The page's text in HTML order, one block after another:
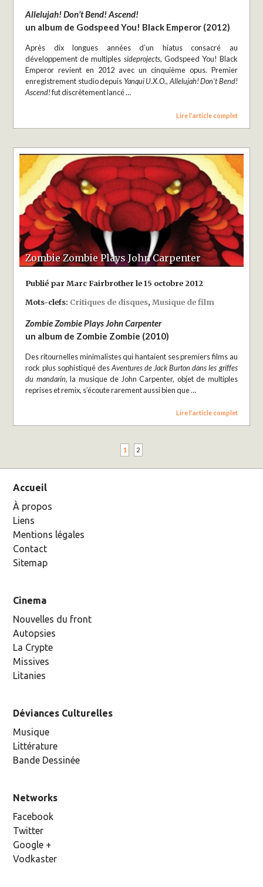
Allelujah! Don’t Bend! Ascend!
un album de Godspeed You! Black Emperor (2012)
Après dix longues années d’un hiatus consacré au
développement de multiples sideprojects, Godspeed You! Black
Emperor revient en 2012 avec un cinquième opus. Premier
enregistrement studio depuis Yanqui U.X.O., Allelujah! Don’t Bend!
Ascend!fut discrètement lancé …
Lire l’article complet
Zombie Zombie Plays John Carpenter
Publié par Marc Fairbrother le 15 octobre 2012
Mots-clefs: Critiques de disques,Musique de film
Zombie Zombie Plays John Carpenter
un album de Zombie Zombie (2010)
Des ritournelles minimalistes qui hantaient ses premiers films au
rock plus sophistiqué desAventures de Jack Burton dans les griffes
du mandarin, la musique de John Carpenter, objet de multiples
reprises et remix, s’écoute rarement aussi bien que …
Lire l’article complet
1 2
Accueil
À propos
Liens
Mentions légales
Contact
Sitemap
Cinema
Nouvelles du front
Autopsies
La Crypte
Missives
Litanies
Déviances Culturelles
Musique
Littérature
Bande Dessinée
Networks
Facebook
Twitter
Google +
Vodkaster